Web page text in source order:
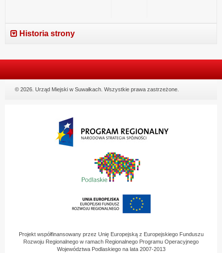
Historia strony
© 2026. Urząd Miejski w Suwałkach. Wszystkie prawa zastrzeżone.
Projekt współfinansowany przez Unię Europejską z Europejskiego Funduszu
Rozwoju Regionalnego w ramach Regionalnego Programu Operacyjnego
Województwa Podlaskiego na lata 2007-2013